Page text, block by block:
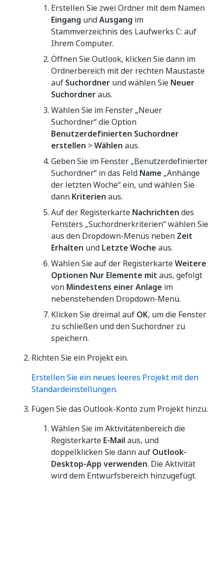
Erstellen Sie zwei Ordner mit dem Namen
Eingang undAusgang im
Stammverzeichnis des Laufwerks C: auf
Ihrem Computer.
Öffnen Sie Outlook, klicken Sie dann im
Ordnerbereich mit der rechten Maustaste
auf Suchordner und wählen Sie Neuer
Suchordneraus.
Wählen Sie im Fenster „Neuer
Suchordner“ die Option
Benutzerdefinierten Suchordner
erstellen >Wählen aus.
Geben Sie im Fenster „Benutzerdefinierter
Suchordner“ in das Feld Name „Anhänge
der letzten Woche“ ein, und wählen Sie
dann Kriterien aus.
Auf der Registerkarte Nachrichten des
Fensters „Suchordnerkriterien“ wählen Sie
aus den Dropdown-Menüs neben Zeit
Erhalten und Letzte Woche aus.
Wählen Sie auf der RegisterkarteWeitere
Optionen Nur Elemente mit aus, gefolgt
von Mindestens einer Anlage im
nebenstehenden Dropdown-Menü.
Klicken Sie dreimal auf OK, um die Fenster
zu schließen und den Suchordner zu
speichern.
Richten Sie ein Projekt ein.
Erstellen Sie ein neues leeres Projekt mit den
Standardeinstellungen.
Fügen Sie das Outlook-Konto zum Projekt hinzu.
Wählen Sie im Aktivitätenbereich die
Registerkarte E-Mail aus, und
doppelklicken Sie dann auf Outlook-
Desktop-App verwenden. Die Aktivität
wird dem Entwurfsbereich hinzugefügt.